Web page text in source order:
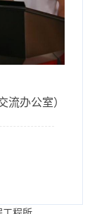
流办公室）